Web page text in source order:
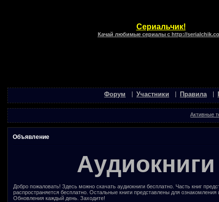
Сериальчик!
Качай любимые сериалы с http://
Форум Участники Правила
Активные
Объявление
Добро пожаловать! Здесь можно скачать аудиокниги бесплатно. Часть книг
распространяется бесплатно. Остальные книги представлены для
Обновления каждый день. Заходите!